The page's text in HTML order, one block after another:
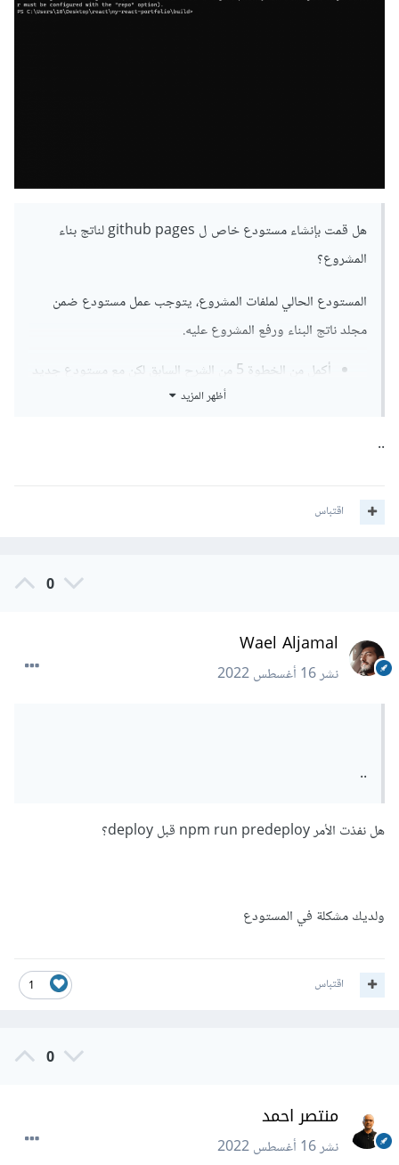
هل قمت بإنشاء مستودع خاص ل github pages لناتج بناء
المشروع؟
المستودع الحالي لملفات المشروع، يتوجب عمل مستودع ضمن
مجلد ناتج البناء ورفع المشروع عليه.
أكمل من الخطوة 5 من الشرح السابق لكن مع مستودع جديد
فارغ وتأكد من أنك تقوم بعمله ضمن مجلد الناتج عن البناء
أظهر المزيد
..
اقتباس
0
Wael Aljamal
نشر16 أغسطس 2022
..
هل نفذت الأمر npm run predeploy قبل deploy؟
ولديك مشكلة في المستودع
1 اقتباس
0
منتصر احمد
نشر16 أغسطس 2022